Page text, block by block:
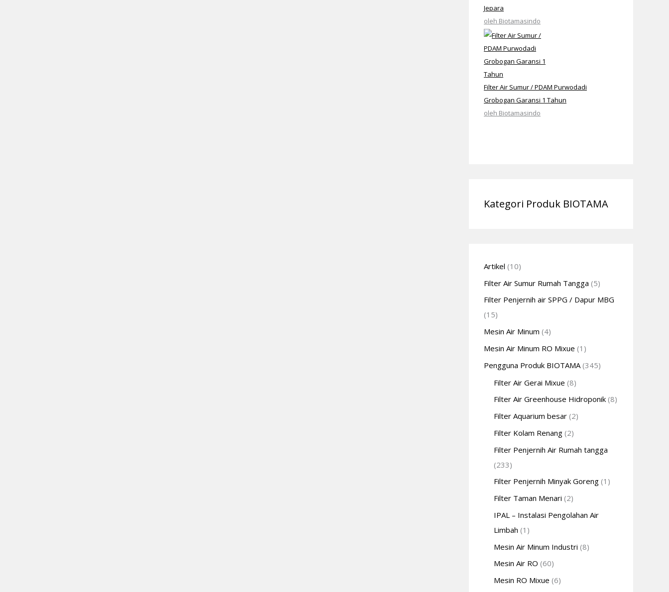
Jepara
oleh Biotamasindo
Filter Air Sumur / PDAM Purwodadi
Grobogan Garansi 1 Tahun
oleh Biotamasindo
Kategori Produk BIOTAMA
Artikel (10)
Filter Air Sumur Rumah Tangga (5)
Filter Penjernih air SPPG / Dapur MBG
(15)
Mesin Air Minum (4)
Mesin Air Minum RO Mixue (1)
Pengguna Produk BIOTAMA (345)
Filter Air Gerai Mixue (8)
Filter Air Greenhouse Hidroponik (8)
Filter Aquarium besar (2)
Filter Kolam Renang (2)
Filter Penjernih Air Rumah tangga
(233)
Filter Penjernih Minyak Goreng (1)
Filter Taman Menari (2)
IPAL – Instalasi Pengolahan Air
Limbah (1)
Mesin Air Minum Industri (8)
Mesin Air RO (60)
Mesin RO Mixue (6)